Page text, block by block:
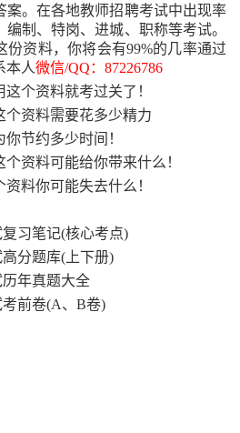
案。在各地教师招聘考试中出现率
制、特岗、进城、职称等考试。
份资料，你将会有99%的几率通过
本人微信/QQ：87226786
个资料就考过关了！
资料需要花多少精力
节约多少时间！
资料可能给你带来什么！
料你可能失去什么！
习笔记(核心考点)
分题库(上下册)
年真题大全
前卷(A、B卷)